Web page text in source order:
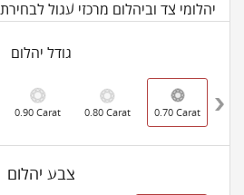
יהלומי צד וביהלום מרכזי עגול
גודל יהלום
0.90 Carat 0.80 Carat 0.70 Carat
צבע יהלום